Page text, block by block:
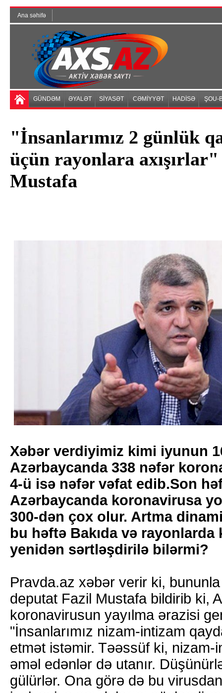
Ana səhifə
GÜNDƏM ƏYALƏT SİYASƏT CƏMİYYƏT HADİSƏ ŞOU-
"İnsanlarımız 2 günlük
üçün rayonlara
Mustafa
Xəbər verdiyimiz kimi iyunun
Azərbaycanda 338 nəfər
4-ü isə nəfər vəfat edib.Son
Azərbaycanda koronavirusa
300-dən çox olur. Artma
bu həftə Bakıda və
yenidən sərtləşdirilə bilərmi?
Pravda.az xəbər verir ki, bununla
deputat Fazil Mustafa bildirib ki,
koronavirusun yayılma ərazisi
"İnsanlarımız nizam-intizam
etmət istəmir. Təəssüf ki, nizam-
əməl edənlər də utanır.
gülürlər. Ona görə də bu virusdan